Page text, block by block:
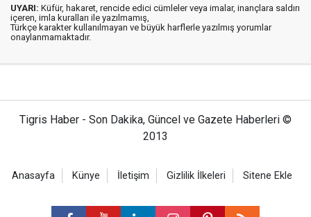
UYARI: Küfür, hakaret, rencide edici cümleler veya imalar, inançlara saldırı
içeren, imla kuralları ile yazılmamış,
Türkçe karakter kullanılmayan ve büyük harflerle yazılmış yorumlar
onaylanmamaktadır.
Tigris Haber - Son Dakika, Güncel ve Gazete Haberleri ©
2013
Anasayfa Künye İletişim Gizlilik İlkeleri Sitene Ekle